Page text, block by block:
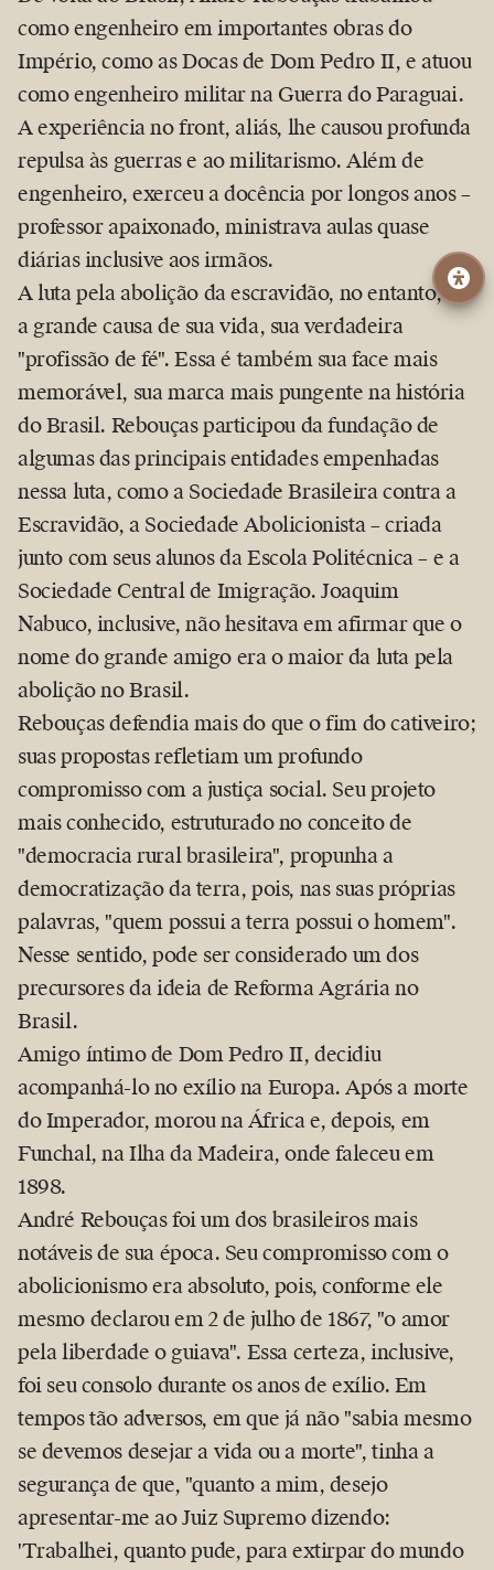
como engenheiro em importantes obras do
Império, como as Docas de Dom Pedro II, e atuou
como engenheiro militar na Guerra do Paraguai.
A experiência no front, aliás, lhe causou profunda
repulsa às guerras e ao militarismo. Além de
engenheiro, exerceu a docência por longos anos –
professor apaixonado, ministrava aulas quase
diárias inclusive aos irmãos.
A luta pela abolição da escravidão, no entanto, foi
a grande causa de sua vida, sua verdadeira
profissão de fé . Essa é também sua face mais
memorável, sua marca mais pungente na história
do Brasil. Rebouças participou da fundação de
algumas das principais entidades empenhadas
nessa luta, como a Sociedade Brasileira contra a
Escravidão, a Sociedade Abolicionista – criada
junto com seus alunos da Escola Politécnica – e a
Sociedade Central de Imigração. Joaquim
Nabuco, inclusive, não hesitava em afirmar que o
nome do grande amigo era o maior da luta pela
abolição no Brasil.
Rebouças defendia mais do que o fim do cativeiro;
suas propostas refletiam um profundo
compromisso com a justiça social. Seu projeto
mais conhecido, estruturado no conceito de
democracia rural brasileira , propunha a
democratização da terra, pois, nas suas próprias
palavras, quem possui a terra possui o homem .
Nesse sentido, pode ser considerado um dos
precursores da ideia de Reforma Agrária no
Brasil.
Amigo íntimo de Dom Pedro II, decidiu
acompanhá-lo no exílio na Europa. Após a morte
do Imperador, morou na África e, depois, em
Funchal, na Ilha da Madeira, onde faleceu em
1898.
André Rebouças foi um dos brasileiros mais
notáveis de sua época. Seu compromisso com o
abolicionismo era absoluto, pois, conforme ele
mesmo declarou em 2 de julho de 1867, o amor
pela liberdade o guiava . Essa certeza, inclusive,
foi seu consolo durante os anos de exílio. Em
tempos tão adversos, em que já não sabia mesmo
se devemos desejar a vida ou a morte , tinha a
segurança de que, quanto a mim, desejo
apresentar-me ao Juiz Supremo dizendo:
'Trabalhei, quanto pude, para extirpar do mundo